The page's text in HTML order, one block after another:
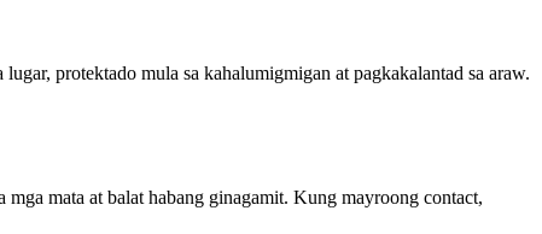
protektado mula sa kahalumigmigan at pagkakalantad sa araw.
mata at balat habang ginagamit. Kung mayroong contact,